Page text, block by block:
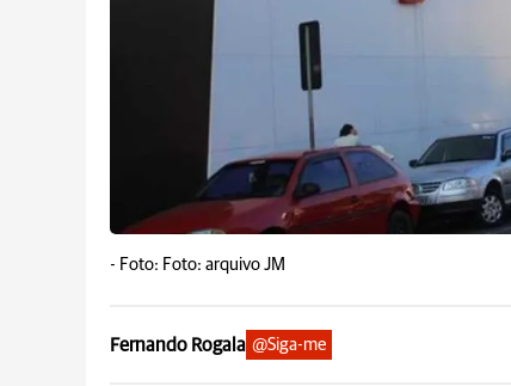
- Foto: Foto: arquivo JM
Fernando Rogala @Siga-me